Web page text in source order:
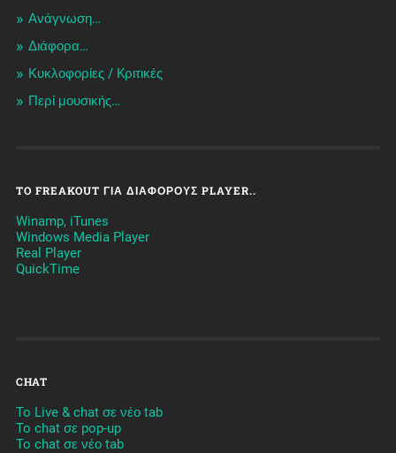
Ανάγνωση…
Διάφορα…
Κυκλοφορίες / Kριτικές
Περί μουσικής…
TO FREAKOUT ΓΙΑ ΔΙΆΦΟΡΟΥΣ PLAYER..
Winamp, iTunes
Windows Media Player
Real Player
QuickTime
CHAT
To Live & chat σε νέο tab
To chat σε pop-up
To chat σε νέο tab